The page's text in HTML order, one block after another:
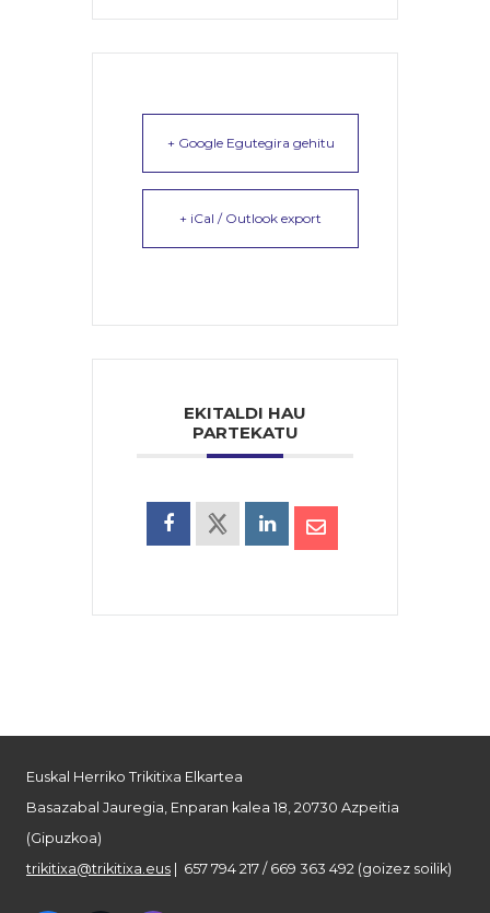
+ Google Egutegira gehitu
+ iCal / Outlook export
EKITALDI HAU
PARTEKATU
Euskal Herriko Trikitixa Elkartea
Basazabal Jauregia, Enparan kalea 18, 20730 Azpeitia
(Gipuzkoa)
trikitixa@trikitixa.eus | 657 794 217 / 669 363 492 (goizez soilik)